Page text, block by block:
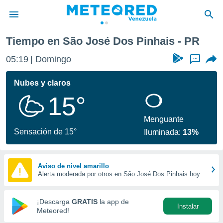
de
ha
calidad.
a este
las
y
forma
digital
basada
Tiempo en São José Dos Pinhais - PR
05:19 Domingo ...
Nubes y claros
15°
Sensación de 15°
Menguante
Iluminada: 13%
Aviso de nivel amarillo
Alerta moderada por otros en São José Dos Pinhais hoy
¡Descarga GRATIS la app de
Meteored!
Instalar